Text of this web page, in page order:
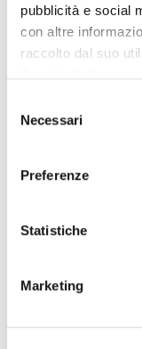
pubblicità e social
con altre
raccolto dal suo
delNecessari
Preferenze
Statistiche
Marketing
21/09/
Festival
21/09/
Aquiloni Voli